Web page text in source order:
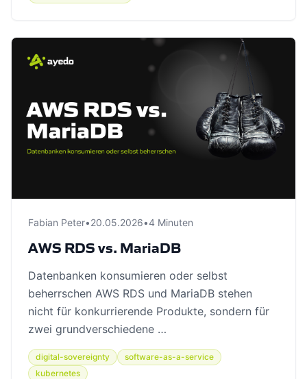
Fabian Peter•20.05.2026•4 Minuten
AWS RDS vs. MariaDB
Datenbanken konsumieren oder selbst
beherrschen AWS RDS und MariaDB stehen
nicht für konkurrierende Produkte, sondern für
zwei grundverschiedene …
digital-sovereignty
software-as-a-service
kubernetes